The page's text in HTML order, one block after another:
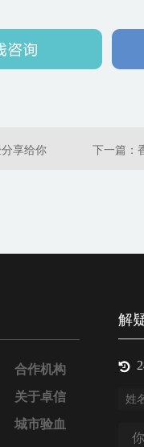
享给你 下一篇：
合作机构
关于卓信
城市验血
解